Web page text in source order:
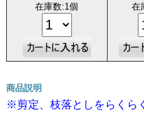
在庫数:1個 在
商品説明
※剪定、枝落としをらくら